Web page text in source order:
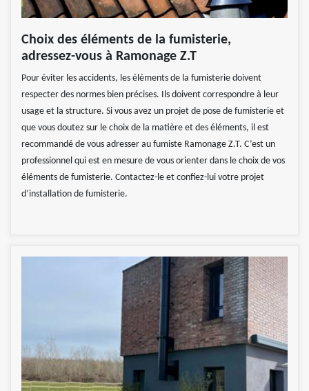
Choix des éléments de la fumisterie,
adressez-vous à Ramonage Z.T
Pour éviter les accidents, les éléments de la fumisterie doivent
respecter des normes bien précises. Ils doivent correspondre à leur
usage et la structure. Si vous avez un projet de pose de fumisterie et
que vous doutez sur le choix de la matière et des éléments, il est
recommandé de vous adresser au fumiste Ramonage Z.T. C’est un
professionnel qui est en mesure de vous orienter dans le choix de vos
éléments de fumisterie. Contactez-le et confiez-lui votre projet
d’installation de fumisterie.